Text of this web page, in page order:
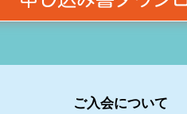
ご入会について